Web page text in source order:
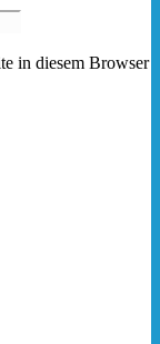
in diesem Browser